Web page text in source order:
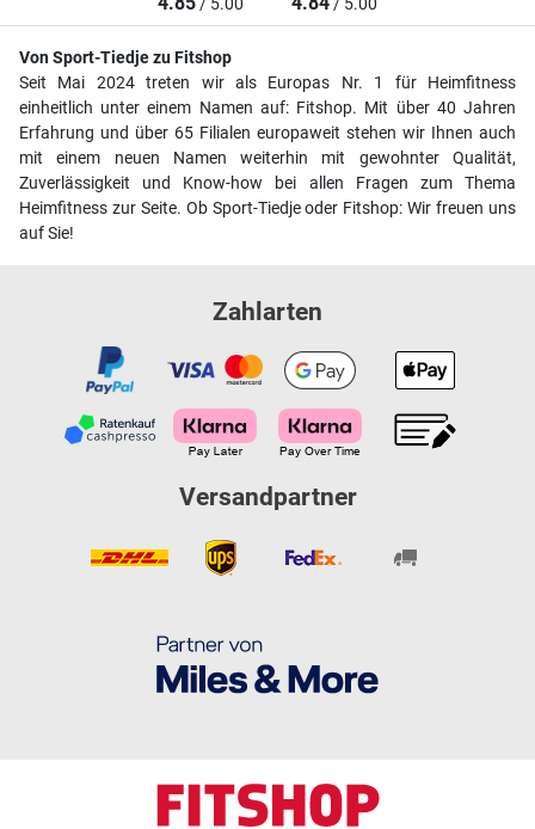
Von Sport-Tiedje zu Fitshop
Seit Mai 2024 treten wir als Europas Nr. 1 für Heimfitness
einheitlich unter einem Namen auf: Fitshop. Mit über 40 Jahren
Erfahrung und über 65 Filialen europaweit stehen wir Ihnen auch
mit einem neuen Namen weiterhin mit gewohnter Qualität,
Zuverlässigkeit und Know-how bei allen Fragen zum Thema
Heimfitness zur Seite. Ob Sport-Tiedje oder Fitshop: Wir freuen uns
auf Sie!
Zahlarten
Versandpartner